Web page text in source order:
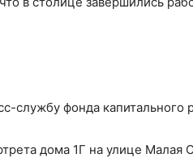
службу фонда
дома 1Г на улице Малая